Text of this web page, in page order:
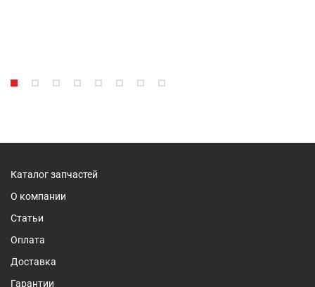
Каталог запчастей
О компании
Статьи
Оплата
Доставка
Гарантии